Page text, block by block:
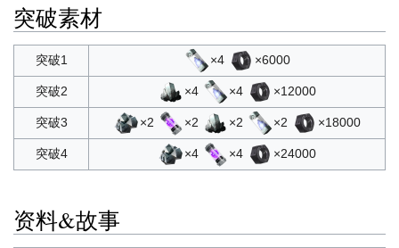
突破素材
突破1 ×4 ×6000
突破2 ×4 ×4 ×12000
突破3 ×2 ×2 ×2 ×2 ×18000
突破4 ×4 ×4 ×24000
资料&故事